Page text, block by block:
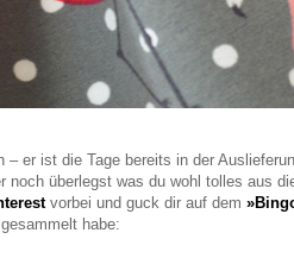
– er ist die Tage bereits in der
noch überlegst was du wohl tolles aus
vorbei und guck dir auf dem
habe: